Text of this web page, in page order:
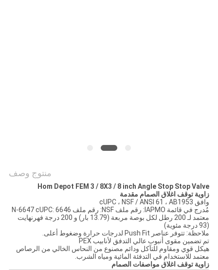
منتوج وصف
Hom Depot FEM 3 / 8X3 / 8 inch Angle Stop Stop Valve
زاوية توقف اغلاق الصمام مقدمة
وافق cUPC ، NSF / ANSI 61 ، AB1953
مُدرج في قائمة IAPMO: رقم ملف NSF: رقم ملف N-6647 cUPC: 6646
معتمد لـ 200 رطل لكل بوصة مربعة (13.79 بار) و 200 درجة فهرنهايت
(93 درجة مئوية)
ملاحظة: تتوفر عناصر Push Fit لدرجات حرارة وضغوط أعلى.
تم تضمين مقوى أنبوب عالي التدفق لأنابيب PEX
هيكل قوي ومقاوم للتآكل ودائم مصنوع من النحاس الخالي من الرصاص
معتمد للاستخدام في التدفئة المائية ومياه الشرب.
زاوية توقف اغلاق مواصفات الصمام